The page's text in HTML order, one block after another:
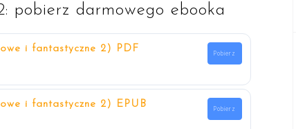
pobierz darmowego ebooka
i fantastyczne 2) PDF Pobierz
i fantastyczne 2) EPUB Pobierz